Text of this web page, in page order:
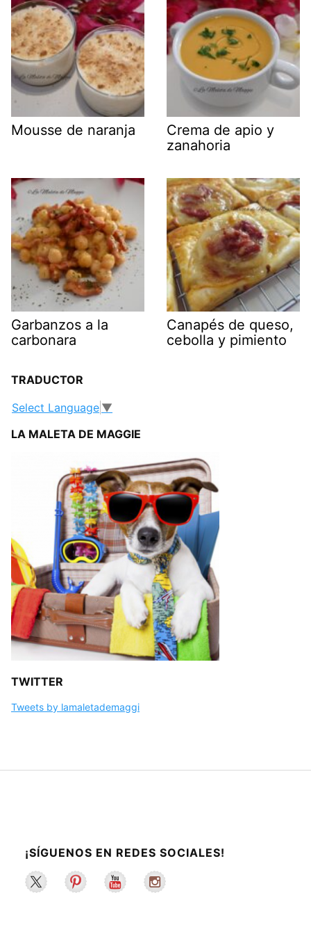
Mousse de naranja
Crema de apio y
zanahoria
Garbanzos a la
carbonara
Canapés de queso,
cebolla y pimiento
TRADUCTOR
Select Language ▼
LA MALETA DE MAGGIE
TWITTER
Tweets by lamaletademaggi
¡SÍGUENOS EN REDES SOCIALES!